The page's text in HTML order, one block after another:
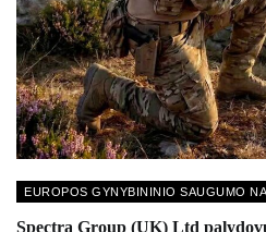
EUROPOS GYNYBININIO SAUGUMO
Spectra Group (UK) Ltd